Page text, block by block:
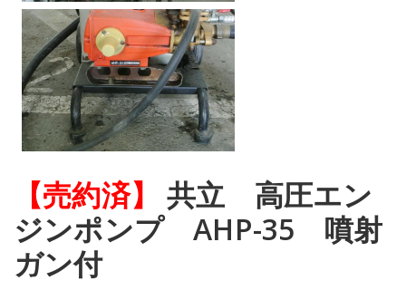
【売約済】
共立 高圧エン
ジンポンプ AHP-35 噴射
ガン付